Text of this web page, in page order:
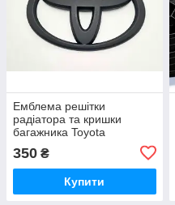
Емблема решітки
радіатора та кришки
багажника Toyota
матова
350 ₴
Купити